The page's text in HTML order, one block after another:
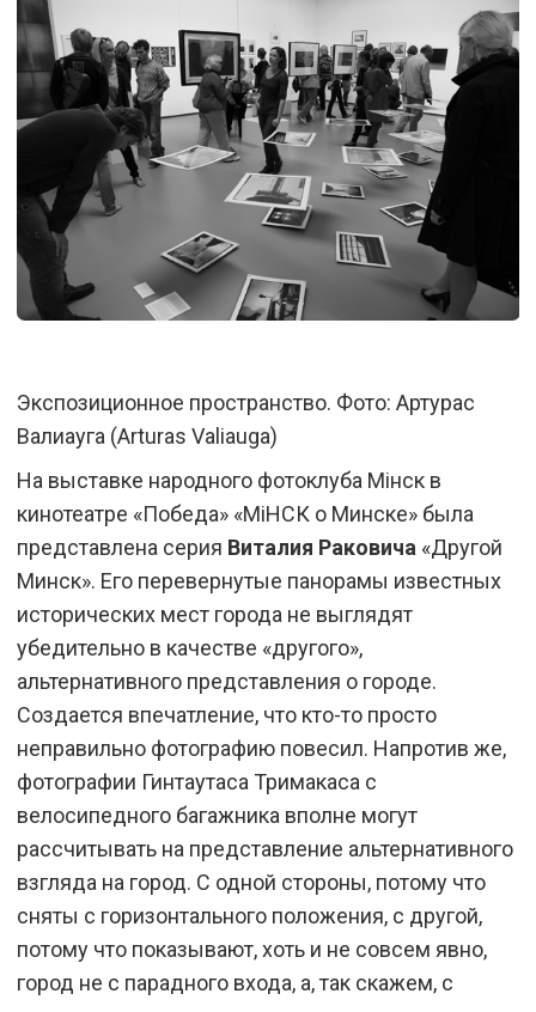
Экспозиционное пространство. Фото: Артурас
Валиауга (Arturas Valiauga)
На выставке народного фотоклуба Мiнск в
кинотеатре «Победа» «МiНСК о Минске» была
представлена серия Виталия Раковича «Другой
Минск». Его перевернутые панорамы известных
исторических мест города не выглядят
убедительно в качестве «другого»,
альтернативного представления о городе.
Создается впечатление, что кто-то просто
неправильно фотографию повесил. Напротив же,
фотографии Гинтаутаса Тримакаса с
велосипедного багажника вполне могут
рассчитывать на представление альтернативного
взгляда на город. С одной стороны, потому что
сняты с горизонтального положения, с другой,
потому что показывают, хоть и не совсем явно,
город не с парадного входа, а, так скажем, с